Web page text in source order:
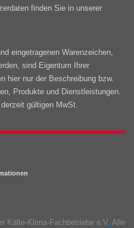
finden Sie in unserer
eingetragenen Warenzeichen,
sind Eigentum Ihrer
hier nur der Beschreibung bzw.
Produkte und Dienstleistungen.
gültigen MwSt.
Kälte-Klima-Fachbetriebe e.V. Alle